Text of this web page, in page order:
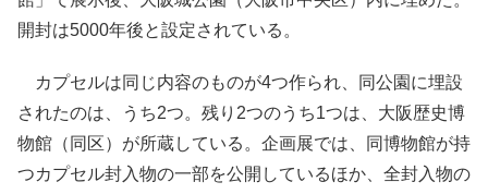
開封は5000年後と設定されている。
カプセルは同じ内容のものが4つ作られ、同公園に埋設
されたのは、うち2つ。残り2つのうち1つは、大阪歴史博
物館（同区）が所蔵している。企画展では、同博物館が持
つカプセル封入物の一部を公開しているほか、全封入物の